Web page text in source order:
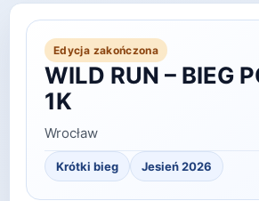
Edycja zakończona
WILD RUN – BIEG
1K
Wrocław
Krótki bieg Jesień 2026